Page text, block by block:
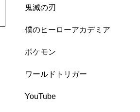
鬼滅の刃
僕のヒーローアカデミア
ポケモン
ワールドトリガー
YouTube